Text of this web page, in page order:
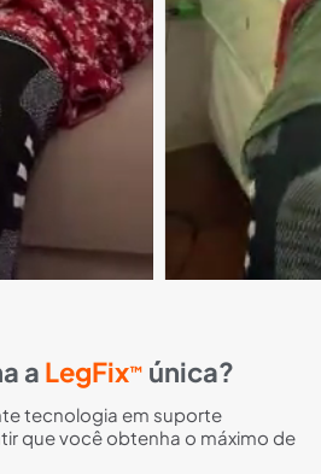
a LegFix™ única?
tecnologia em suporte
que você obtenha o máximo de